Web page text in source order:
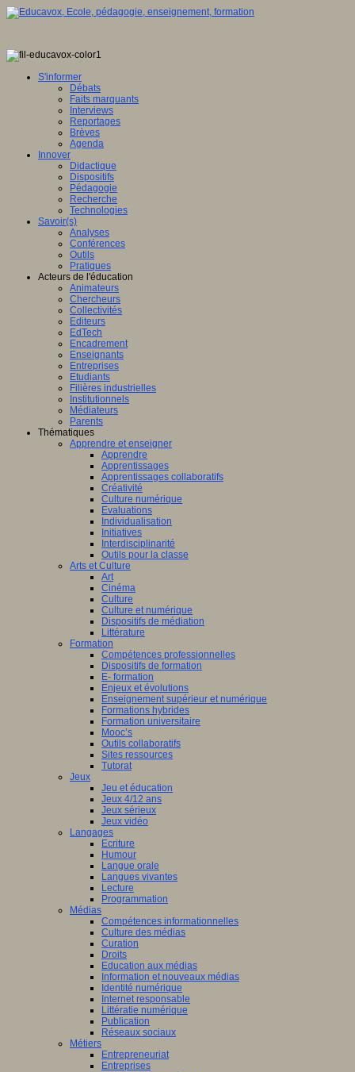
S'informer
Débats
Faits marquants
Interviews
Reportages
Brèves
Agenda
Innover
Didactique
Dispositifs
Pédagogie
Recherche
Technologies
Savoir(s)
Analyses
Conférences
Outils
Pratiques
Acteurs de l'éducation
Animateurs
Chercheurs
Collectivités
Editeurs
EdTech
Encadrement
Enseignants
Entreprises
Etudiants
Filières industrielles
Institutionnels
Médiateurs
Parents
Thématiques
Apprendre et enseigner
Apprendre
Apprentissages
Apprentissages collaboratifs
Créativité
Culture numérique
Evaluations
Individualisation
Initiatives
Interdisciplinarité
Outils pour la classe
Arts et Culture
Art
Cinéma
Culture
Culture et numérique
Dispositifs de médiation
Littérature
Formation
Compétences professionnelles
Dispositifs de formation
E- formation
Enjeux et évolutions
Enseignement supérieur et numérique
Formations hybrides
Formation universitaire
Mooc’s
Outils collaboratifs
Sites ressources
Tutorat
Jeux
Jeu et éducation
Jeux 4/12 ans
Jeux sérieux
Jeux vidéo
Langages
Ecriture
Humour
Langue orale
Langues vivantes
Lecture
Programmation
Médias
Compétences informationnelles
Culture des médias
Curation
Droits
Education aux médias
Information et nouveaux médias
Identité numérique
Internet responsable
Littératie numérique
Publication
Réseaux sociaux
Métiers
Entrepreneuriat
Entreprises